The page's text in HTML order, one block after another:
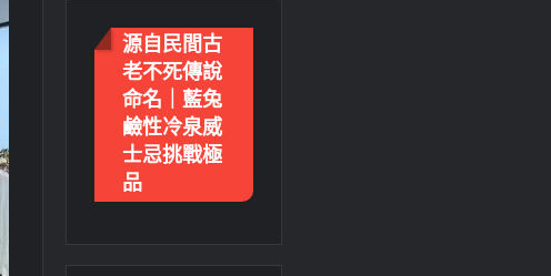
源自民間古
老不死傳說
命名｜藍兔
鹼性冷泉威
士忌挑戰極
品